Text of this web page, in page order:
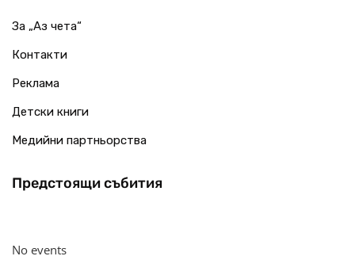
За „Аз чета“
Контакти
Реклама
Детски книги
Медийни партньорства
Предстоящи събития
No events